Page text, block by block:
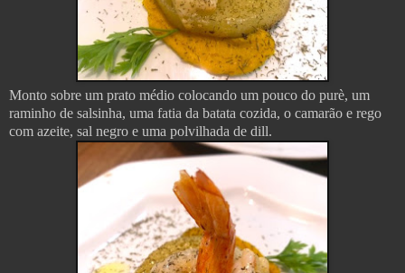
Monto sobre um prato médio colocando um pouco do purè, um
raminho de salsinha, uma fatia da batata cozida, o camarão e rego
com azeite, sal negro e uma polvilhada de dill.